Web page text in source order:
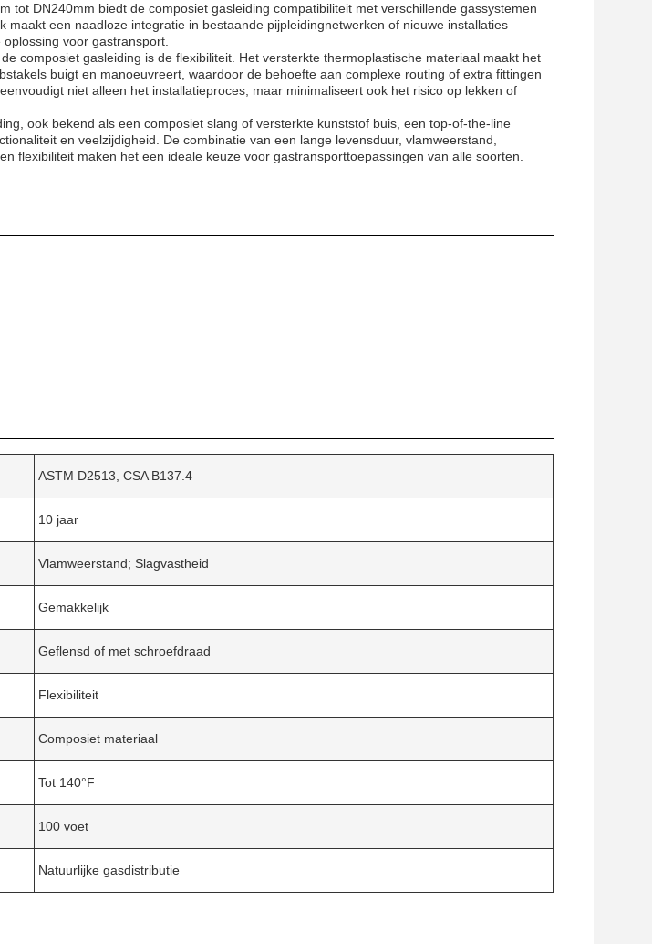
tot DN240mm biedt de composiet gasleiding compatibiliteit met verschillende gassystemen
maakt een naadloze integratie in bestaande pijpleidingnetwerken of nieuwe installaties
voor gastransport.
composiet gasleiding is de flexibiliteit. Het versterkte thermoplastische materiaal maakt het
buigt en manoeuvreert, waardoor de behoefte aan complexe routing of extra fittingen
niet alleen het installatieproces, maar minimaliseert ook het risico op lekken of
ook bekend als een composiet slang of versterkte kunststof buis, een top-of-the-line
en veelzijdigheid. De combinatie van een lange levensduur, vlamweerstand,
flexibiliteit maken het een ideale keuze voor gastransporttoepassingen van alle soorten.
ASTM D2513, CSA B137.4
10 jaar
Vlamweerstand; Slagvastheid
Gemakkelijk
Geflensd of met schroefdraad
Flexibiliteit
Composiet materiaal
Tot 140°F
100 voet
Natuurlijke gasdistributie